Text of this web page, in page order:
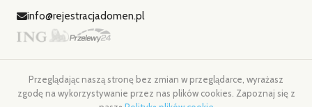
info@rejestracjadomen.pl
Przeglądając naszą stronę bez zmian w przeglądarce, wyrażasz
zgodę na wykorzystywanie przez nas plików cookies. Zapoznaj się z